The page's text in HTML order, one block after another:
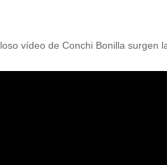
vídeo de Conchi Bonilla surgen